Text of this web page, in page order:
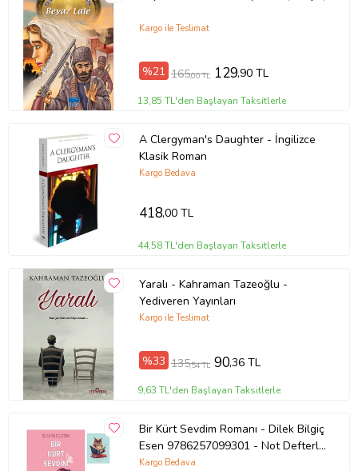
Kargo ile Teslimat
%21 165,00 TL 129,90 TL
13,85 TL'den Başlayan Taksitlerle
A Clergyman's Daughter - İngilizce
Klasik Roman
Kargo Bedava
418,00 TL
44,58 TL'den Başlayan Taksitlerle
Yaralı - Kahraman Tazeoğlu -
Yediveren Yayınları
Kargo ile Teslimat
%33 135,54 TL 90,36 TL
9,63 TL'den Başlayan Taksitlerle
Bir Kürt Sevdim Romanı - Dilek Bilgiç
Esen 9786257099301 - Not Defterli
Seti (Renksiz)
Kargo Bedava